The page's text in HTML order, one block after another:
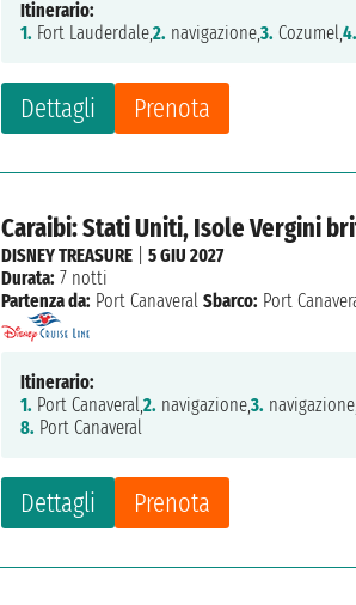
Dettagli Prenota
Itinerario:
1. Fort Lauderdale,2. navigazione,3. Cozumel,4.
Caraibi: Stati Uniti, Isole Vergini
Dettagli Prenota
DISNEY TREASURE |5 GIU 2027
Durata: 7 notti
Partenza da: Port Canaveral Sbarco: Port
Itinerario:
1. Port Canaveral,2. navigazione,3.
8. Port Canaveral